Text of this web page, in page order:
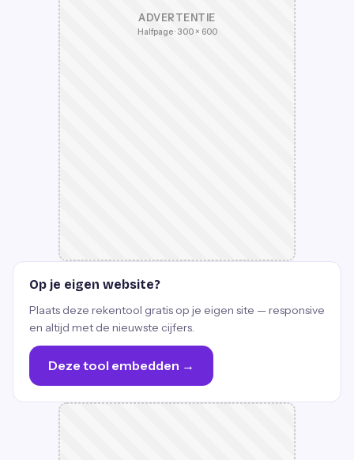
ADVERTENTIE
Halfpage · 300 × 600
Op je eigen website?
Plaats deze rekentool gratis op je eigen site — responsive
en altijd met de nieuwste cijfers.
Deze tool embedden →